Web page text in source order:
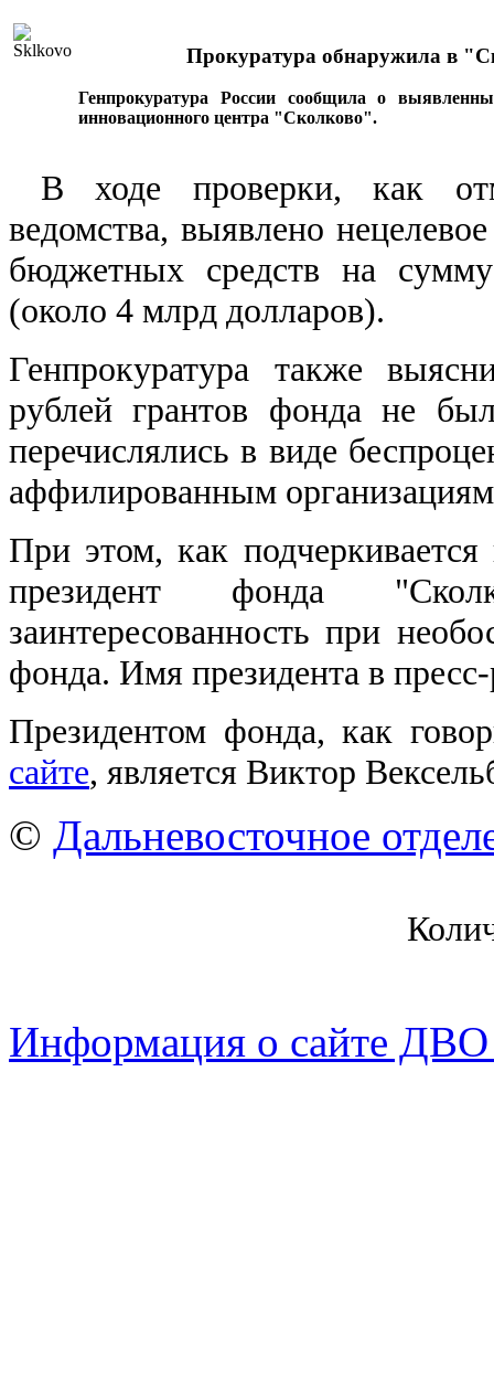
Прокуратура обнаружила в
Генпрокуратура России сообщила о
инновационного центра "Сколково".
В ходе проверки, как
ведомства, выявлено
бюджетных средств на
(около 4 млрд долларов).
Генпрокуратура также
рублей грантов фонда не
перечислялись в виде
аффилированным
При этом, как
президент фонда
заинтересованность при
фонда. Имя президента в
Президентом фонда, как
сайте, является Виктор
© Дальневосточное
Информация о сайте